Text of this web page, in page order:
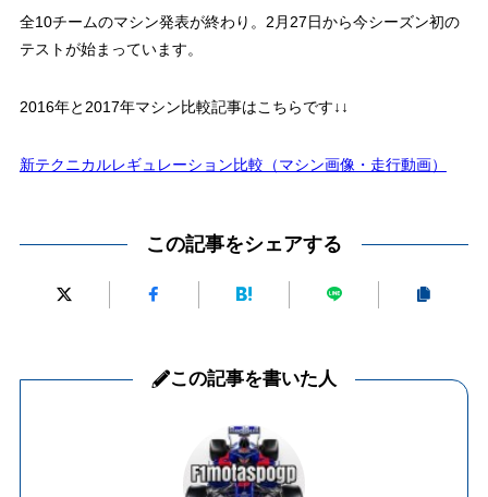
全10チームのマシン発表が終わり。2月27日から今シーズン初の
テストが始まっています。
2016年と2017年マシン比較記事はこちらです↓↓
新テクニカルレギュレーション比較（マシン画像・走行動画）
この記事をシェアする
この記事を書いた人